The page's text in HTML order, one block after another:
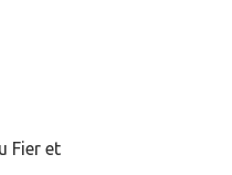
Fier et